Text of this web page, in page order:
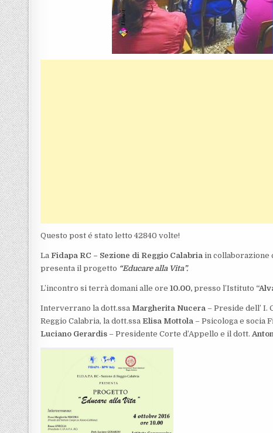
Questo post é stato letto 42840 volte!
LaFidapa RC – Sezione di Reggio Calabria in collaborazione
presenta il progetto “Educare alla Vita”.
L’incontro si terrà domani alle ore10.00, presso l’Istituto
Interverrano la dott.ssa Margherita Nucera – Preside dell’ I.
Reggio Calabria, la dott.ssa Elisa Mottola – Psicologa e socia
Luciano Gerardis – Presidente Corte d’Appello e il dott.